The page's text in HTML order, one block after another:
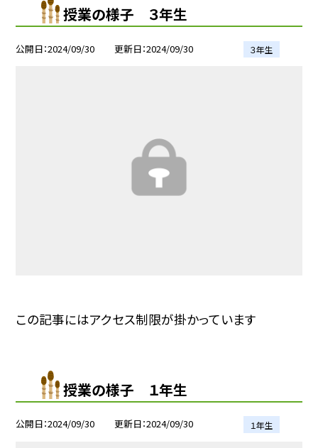
授業の様子 ３年生
公開日 2024/09/30 更新日 2024/09/30 ３年生
この記事にはアクセス制限が掛かっています
授業の様子 １年生
公開日 2024/09/30 更新日 2024/09/30 １年生